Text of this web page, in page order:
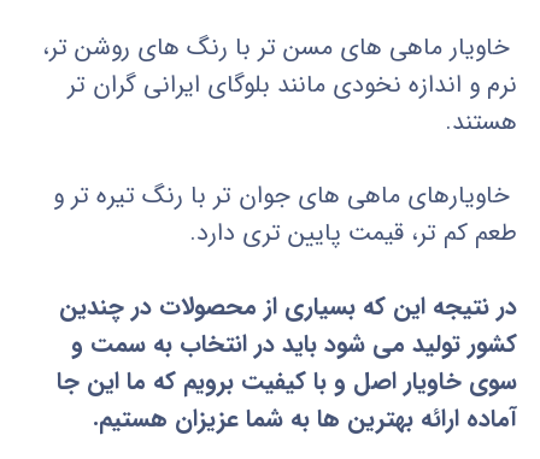
خاویار ماهی های مسن تر با رنگ های روشن تر،
نرم و اندازه نخودی مانند بلوگای ایرانی گران تر
هستند.
خاویارهای ماهی های جوان تر با رنگ تیره تر و
طعم کم تر، قیمت پایین تری دارد.
در نتیجه این که بسیاری از محصولات در چندین
کشور تولید می شود باید در انتخاب به سمت و
سوی خاویار اصل و با کیفیت برویم که ما این جا
آماده ارائه بهترین ها به شما عزیزان هستیم.